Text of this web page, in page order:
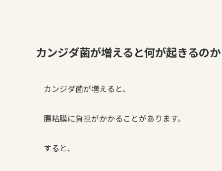
カンジダ菌が増えると何が起きるのか
カンジダ菌が増えると、
腸粘膜に負担がかかることがあります。
すると、